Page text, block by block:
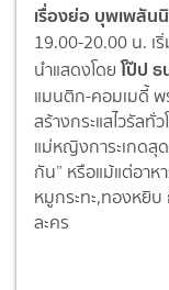
เรื่องย่อ บุพเพสัน
19.00-20.00 น.
นำแสดงโดยโป๊ป ธ
แมนติก-คอมเมดี้ พ
สร้างกระแสไวรัลทั่
แม่หญิงการะเกดสุ
กัน” หรือแม้แต่อาห
หมูกระทะ,ทองหยิ
ละคร